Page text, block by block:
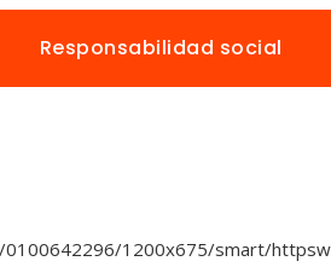
Responsabilidad social